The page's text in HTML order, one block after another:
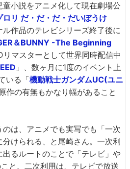
童小説をアニメ化して現在劇場公
ロリ だ・だ・だ・だいぼうけ
ル作品のテレビシリーズ終了後に
＆BUNNY -The Beginning
リマスターとして世界同時配信中
」、数ヶ月に1度のイベント上
いる「機動戦士ガンダムUC(ユニ
作の有無もかなり幅があること
は、アニメでも実写でも「一次
けられる、と尾崎さん。一次利
るルートのことで「テレビ」や
と。二次利用は、テレビで放送